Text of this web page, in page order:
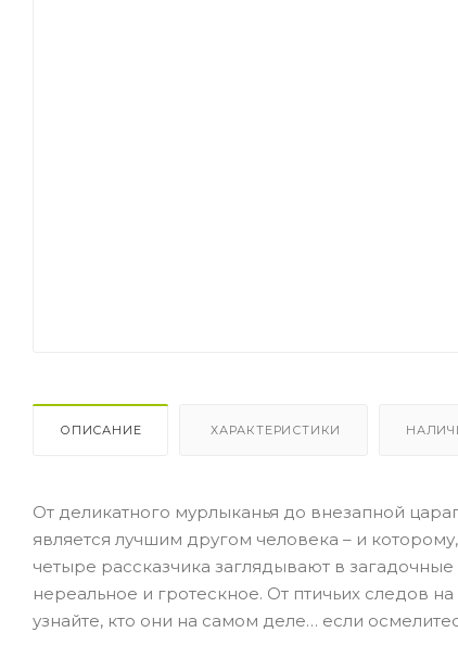
ОПИСАНИЕ ХАРАКТЕРИСТИКИ
От деликатного мурлыканья до внезапной
является лучшим другом человека – и
четыре рассказчика заглядывают в
нереальное и гротескное. От птичьих следов
узнайте, кто они на самом деле… если